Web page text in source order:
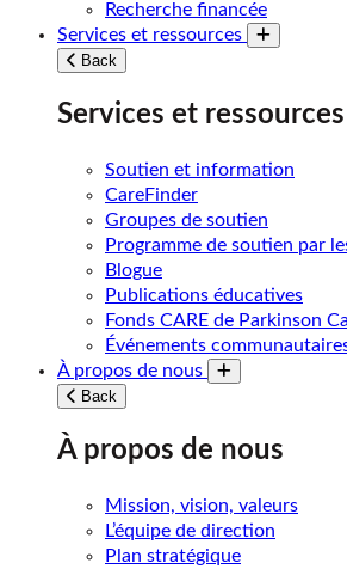
Recherche financée
Services et ressources
Toggle
Back
Services et ressources
Soutien et information
CareFinder
Groupes de soutien
Programme de soutien par
Blogue
Publications éducatives
Fonds CARE de Parkinson
Événements
À propos de nous
Toggle submenu
Back
À propos de nous
Mission, vision, valeurs
L’équipe de direction
Plan stratégique